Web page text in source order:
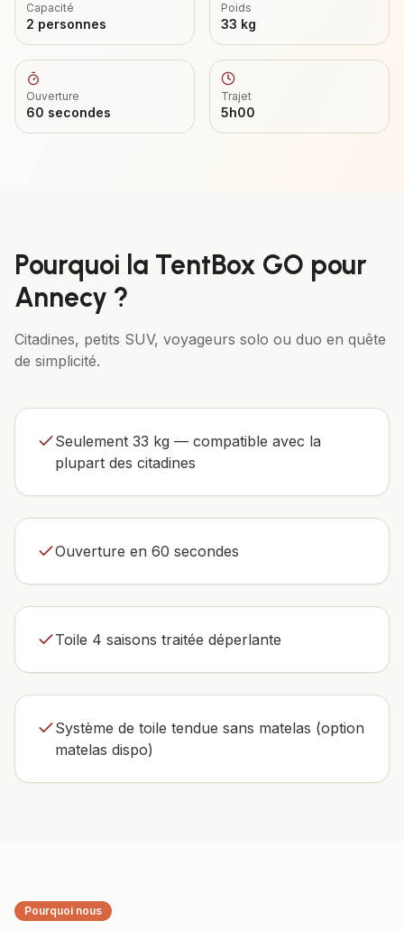
Capacité
2 personnes
Poids
33 kg
Ouverture
60 secondes
Trajet
5h00
Pourquoi la TentBox GO pour
Annecy ?
Citadines, petits SUV, voyageurs solo ou duo en quête
de simplicité.
Seulement 33 kg — compatible avec la
plupart des citadines
Ouverture en 60 secondes
Toile 4 saisons traitée déperlante
Système de toile tendue sans matelas (option
matelas dispo)
Pourquoi nous